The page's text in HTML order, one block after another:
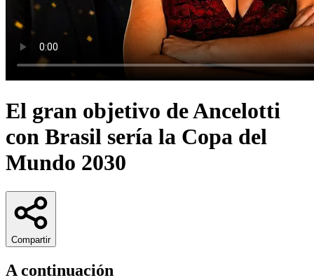
El gran objetivo de Ancelotti
con Brasil sería la Copa del
Mundo 2030
Compartir
A continuación